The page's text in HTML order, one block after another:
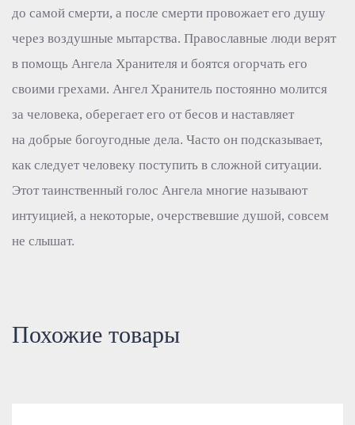
до самой смерти, а после смерти провожает его душу
через воздушные мытарства. Православные люди верят
в помощь Ангела Хранителя и боятся огорчать его
своими грехами. Ангел Хранитель постоянно молится
за человека, оберегает его от бесов и наставляет
на добрые богоугодные дела. Часто он подсказывает,
как следует человеку поступить в сложной ситуации.
Этот таинственный голос Ангела многие называют
интуицией, а некоторые, очерствевшие душой, совсем
не слышат.
Похожие товары